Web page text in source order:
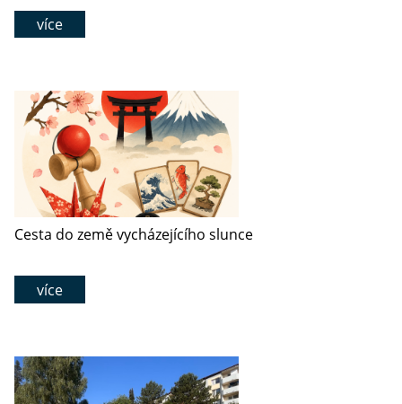
více
Cesta do země vycházejícího slunce
více